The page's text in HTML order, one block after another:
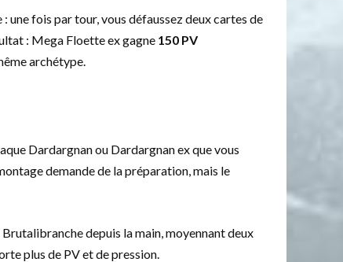
une fois par tour, vous défaussez deux cartes de
: Mega Floette ex gagne 150 PV
archétype.
Dardargnan ou Dardargnan ex que vous
demande de la préparation, mais le
depuis la main, moyennant deux
plus de PV et de pression.